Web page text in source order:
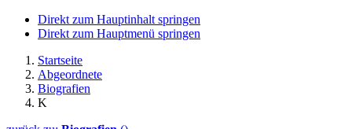
Direkt zum Hauptinhalt springen
Direkt zum Hauptmenü springen
Startseite
Abgeordnete
Biografien
K